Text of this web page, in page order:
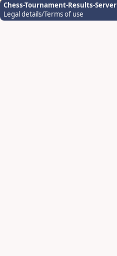
Chess-Tournament-Results-Server
Legal details/Terms of use